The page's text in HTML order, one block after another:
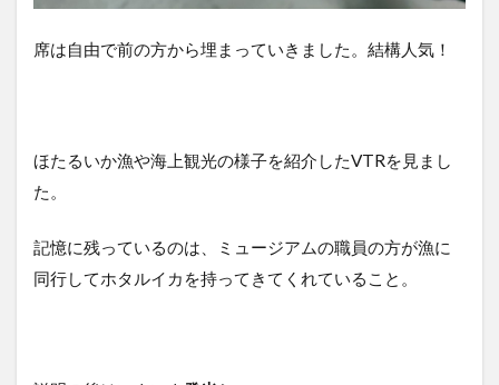
席は自由で前の方から埋まっていきました。結構人気！
ほたるいか漁や海上観光の様子を紹介したVTRを見まし
た。
記憶に残っているのは、ミュージアムの職員の方が漁に
同行してホタルイカを持ってきてくれていること。